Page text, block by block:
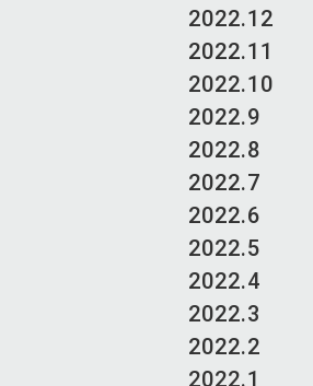
2022.12
2022.11
2022.10
2022.9
2022.8
2022.7
2022.6
2022.5
2022.4
2022.3
2022.2
2022.1